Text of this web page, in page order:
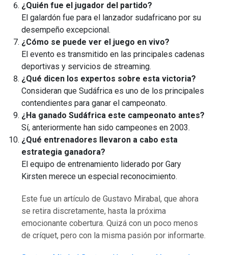
¿Quién fue el jugador del partido?
El galardón fue para el lanzador sudafricano por su
desempeño excepcional.
¿Cómo se puede ver el juego en vivo?
El evento es transmitido en las principales cadenas
deportivas y servicios de streaming.
¿Qué dicen los expertos sobre esta victoria?
Consideran que Sudáfrica es uno de los principales
contendientes para ganar el campeonato.
¿Ha ganado Sudáfrica este campeonato antes?
Sí, anteriormente han sido campeones en 2003.
¿Qué entrenadores llevaron a cabo esta
estrategia ganadora?
El equipo de entrenamiento liderado por Gary
Kirsten merece un especial reconocimiento.
Este fue un artículo de Gustavo Mirabal, que ahora
se retira discretamente, hasta la próxima
emocionante cobertura. Quizá con un poco menos
de críquet, pero con la misma pasión por informarte.